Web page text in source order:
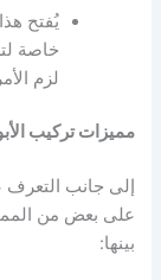
يُفتح
خاصة
لزم
مميزات تركيب
إلى جانب التعرف
على بعض من
بينها: